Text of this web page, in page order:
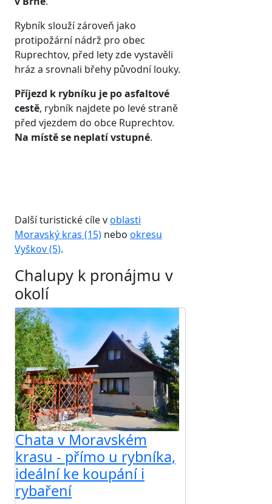
Rybník slouží zároveň jako
protipožární nádrž pro obec
Ruprechtov, před lety zde vystavěli
hráz a srovnali břehy původní louky.
Příjezd k rybníku je po asfaltové
cestě, rybník najdete po levé straně
před vjezdem do obce Ruprechtov.
Na místě se neplatí vstupné.
Další turistické cíle voblasti
Moravský kras (15) nebo okresu
Vyškov (5).
Chalupy k pronájmu v
okolí
Chata v Moravském
krasu - přímo u rybníka,
ideální ke koupání i
rybaření